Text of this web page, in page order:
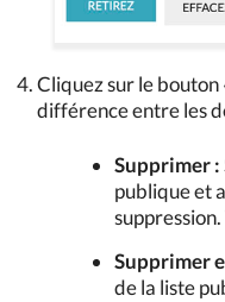
Cliquez sur le bouton
différence entre les
Supprimer :
publique et
Supprimer
de la liste